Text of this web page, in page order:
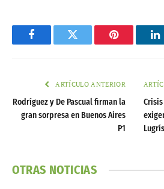
FacebookTwitter Pinterest
ARTÍCULO ANTERIOR
Rodríguez y De Pascual firman la
gran sorpresa en Buenos Aires
P1
Lugrís
OTRAS NOTICIAS